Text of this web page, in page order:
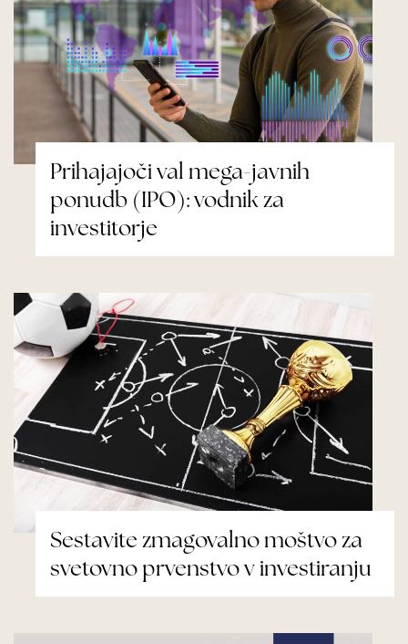
Prihajajoči val mega-javnih
ponudb (IPO): vodnik za
investitorje
Sestavite zmagovalno moštvo za
svetovno prvenstvo v investiranju